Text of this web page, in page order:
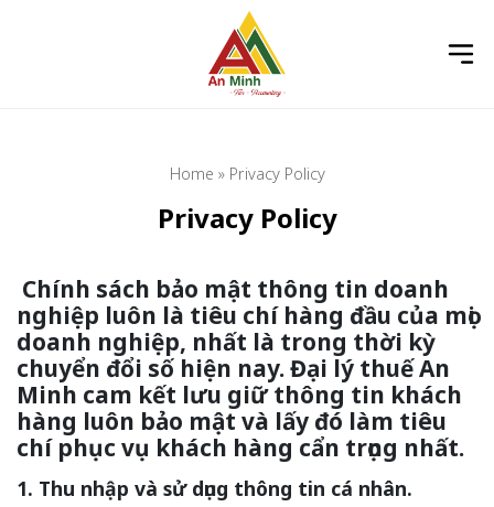
Home » Privacy Policy
Privacy Policy
Chính sách bảo mật thông tin doanh
nghiệp luôn là tiêu chí hàng đầu của mọi
doanh nghiệp, nhất là trong thời kỳ
chuyển đổi số hiện nay.Đại lý thuế An
Minh cam kết lưu giữ thông tin khách
hàng luôn bảo mật và lấy đó làm tiêu
chí phục vụ khách hàng cẩn trọng nhất.
1. Thu nhập và sử dụng thông tin cá nhân.